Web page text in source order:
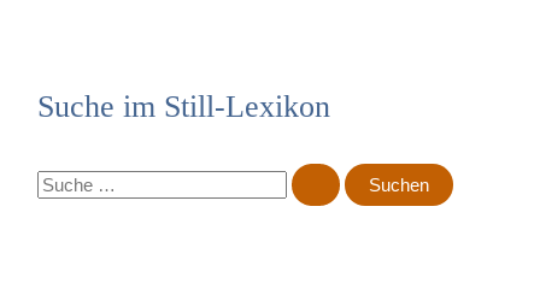
Suche im Still-Lexikon
S
u